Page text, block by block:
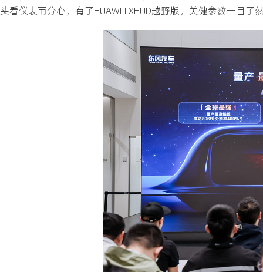
头看仪表而分心，有了HUAWEI XHUD越野版，关健参数一目